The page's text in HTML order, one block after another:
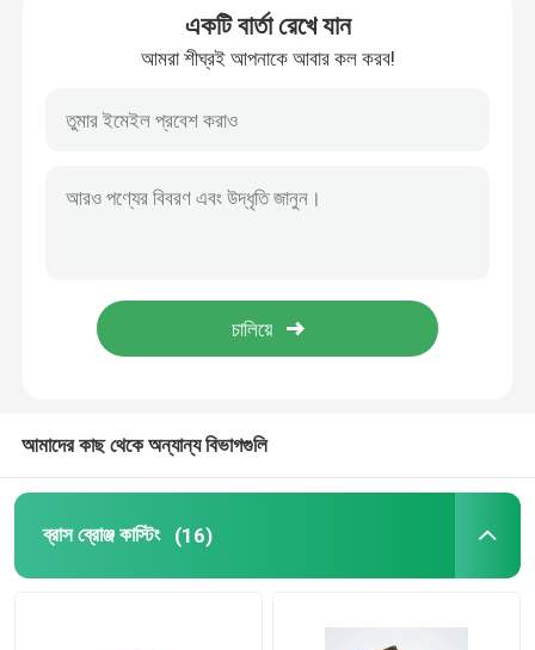
ব্রোঞ্জ ওয়াটার মিটার শরীরের
জল মিটার কাপলিং
লিড ফ্রি ভালভ
পট্টবস্ত্র জিনিসপত্র
একটি বার্তা রেখে যান
আমরা শীঘ্রই আপনাকে আবার কল করব!
আমাদের কাছ থেকে অন্যান্য বিভাগগুলি
ব্রাস ব্রোঞ্জ কাস্টিং (16)